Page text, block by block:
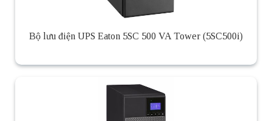
Bộ lưu điện UPS Eaton 5SC 500 VA Tower (5SC500i)